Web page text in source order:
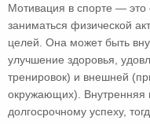
Мотивация в спорте — это
заниматься физической
целей. Она может быть
улучшение здоровья,
тренировок) и внешней
окружающих). Внутренняя
долгосрочному успеху,